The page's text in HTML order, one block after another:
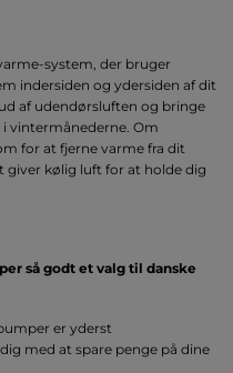
system, der bruger
indersiden og ydersiden af ​​dit
af udendørsluften og bringe
vintermånederne. Om
for at fjerne varme fra dit
giver kølig luft for at holde dig
så godt et valg til danske
er yderst
med at spare penge på dine